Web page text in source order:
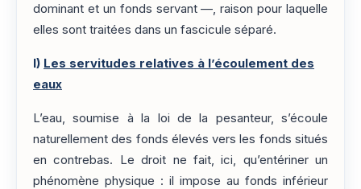
dominant et un fonds servant —, raison pour laquelle
elles sont traitées dans un fascicule séparé.
I) Les servitudes relatives à l’écoulement des
eaux
L’eau, soumise à la loi de la pesanteur, s’écoule
naturellement des fonds élevés vers les fonds situés
en contrebas. Le droit ne fait, ici, qu’entériner un
phénomène physique : il impose au fonds inférieur